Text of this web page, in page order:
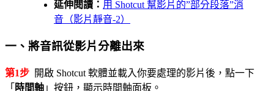
延伸閱讀： 用 Shotcut 幫影片的”部分段落”消
音（影片靜音-2）
一、將音訊從影片分離出來
第1步 開啟 Shotcut 軟體並載入你要處理的影片後，點一下
「 時間軸 」按鈕，顯示時間軸面板。